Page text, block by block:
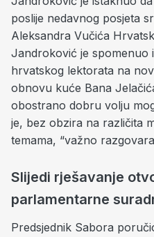
poslije nedavnog posjeta
Aleksandra Vučića
Jandroković je spomenuo
hrvatskog lektorata na
obnovu kuće Bana
obostrano dobru volju
je, bez obzira na različita
temama, “važno
Slijedi rješavanje
parlamentarne
Predsjednik Sabora